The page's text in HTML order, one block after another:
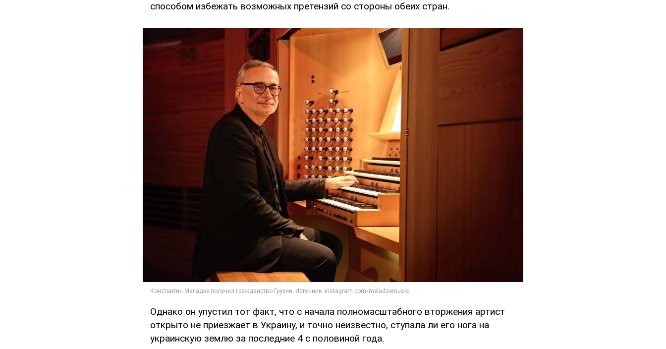
способом избежать возможных претензий со стороны обеих стран.
Однако он упустил тот факт, что с начала полномасштабного вторжения артист
открыто не приезжает в Украину, и точно неизвестно, ступала ли его нога на
украинскую землю за последние 4 с половиной года.